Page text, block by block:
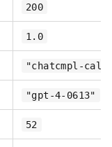
200
1.0
"chatcmpl-
"gpt-4-0613"
52